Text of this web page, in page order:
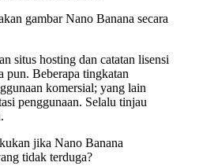
gambar Nano Banana secara
situs hosting dan catatan lisensi
pun. Beberapa tingkatan
komersial; yang lain
penggunaan. Selalu tinjau
jika Nano Banana
tidak terduga?